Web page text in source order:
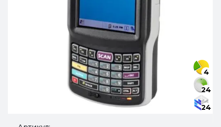
4
24
24